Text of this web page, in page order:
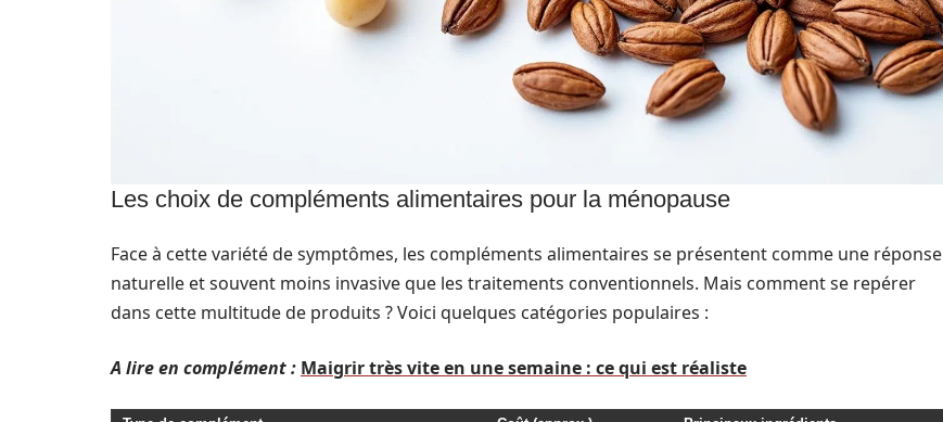
Les choix de compléments alimentaires pour la ménopause
Face à cette variété de symptômes, les compléments alimentaires se présentent comme une réponse
naturelle et souvent moins invasive que les traitements conventionnels. Mais comment se repérer
dans cette multitude de produits ? Voici quelques catégories populaires :
A lire en complément : Maigrir très vite en une semaine : ce qui est réaliste